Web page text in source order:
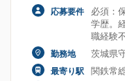
応募要件
必須：
学歴。
職経験
勤務地 茨城県
最寄り駅 関鉄常